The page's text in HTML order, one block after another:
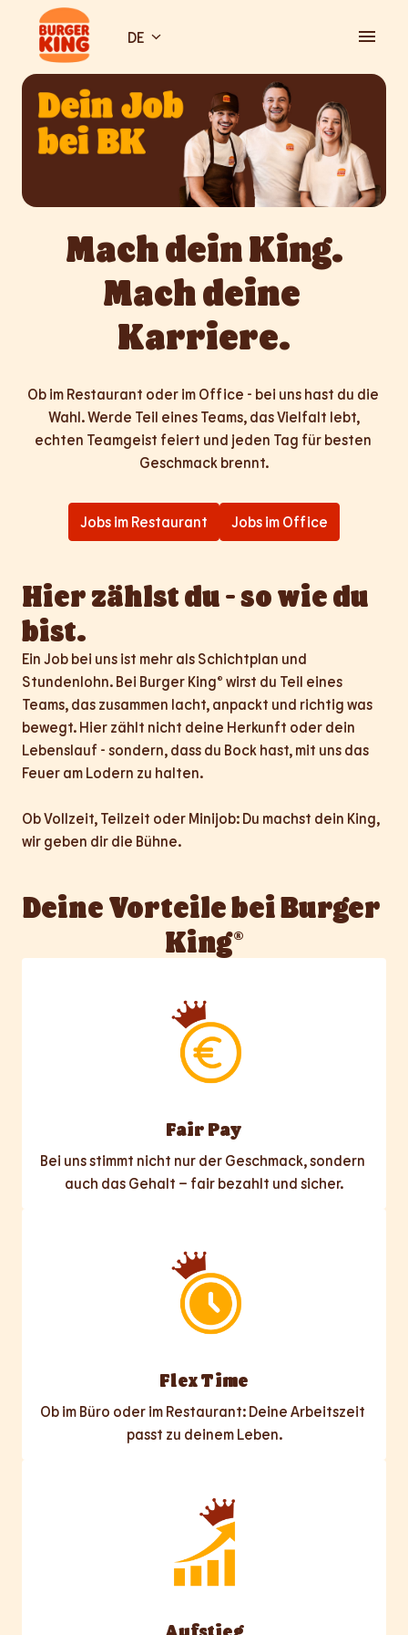
springenStartseite DE
Mach dein King.
Mach deine
Karriere.
Ob im Restaurant oder im Office - bei uns hast du die
Wahl. Werde Teil eines Teams, das Vielfalt lebt,
echten Teamgeist feiert und jeden Tag für besten
Geschmack brennt.
Jobs im Restaurant Jobs im Office
Hier zählst du - so wie du
bist.
Ein Job bei uns ist mehr als Schichtplan und
Stundenlohn. Bei Burger King® wirst du Teil eines
Teams, das zusammen lacht, anpackt und richtig was
bewegt. Hier zählt nicht deine Herkunft oder dein
Lebenslauf - sondern, dass du Bock hast, mit uns das
Feuer am Lodern zu halten.
Ob Vollzeit, Teilzeit oder Minijob: Du machst dein King,
wir geben dir die Bühne.
Deine Vorteile bei Burger
King®
Fair Pay
Bei uns stimmt nicht nur der Geschmack, sondern
auch das Gehalt – fair bezahlt und sicher.
Flex Time
Ob im Büro oder im Restaurant: Deine Arbeitszeit
passt zu deinem Leben.
Aufstieg